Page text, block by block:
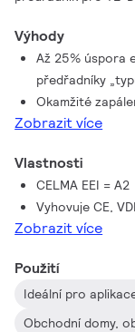
Výhody
Až 25% úspora
předřadníky
Okamžité
Zobrazit více
Vlastnosti
CELMA EEI = A2
Vyhovuje CE,
Zobrazit více
Použití
Ideální pro